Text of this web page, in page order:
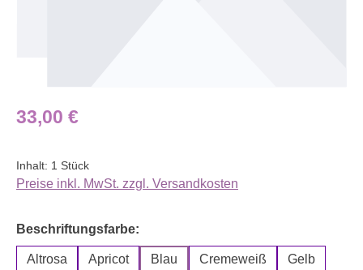
Regulärer Preis:
33,00 €
Inhalt: 1 Stück
Preise inkl. MwSt. zzgl. Versandkosten
Beschriftungsfarbe:
Altrosa Apricot Blau Cremeweiß
Gelb